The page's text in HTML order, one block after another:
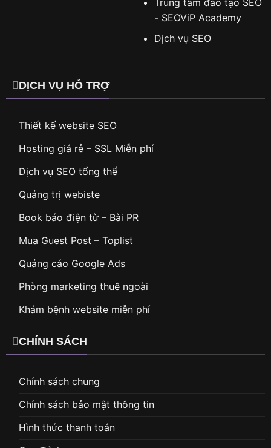
- SEOViP Academy
Dịch vụ SEO
DỊCH VỤ HỖ TRỢ
Thiết kế website SEO
Hosting giá rẻ – SSL Miễn phí
Dịch vụ SEO tổng thể
Quảng trị webiste
Book báo điện từ – Bài PR
Mua Guest Post – Toplist
Quảng cáo Google Ads
Phòng marketing thuê ngoài
Khám bệnh website miễn phí
CHÍNH SÁCH
Chính sách chung
Chính sách bảo mật thông tin
Hình thức thanh toán